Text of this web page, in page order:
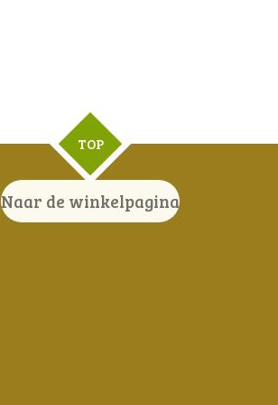
TOP
Naar de winkelpagina